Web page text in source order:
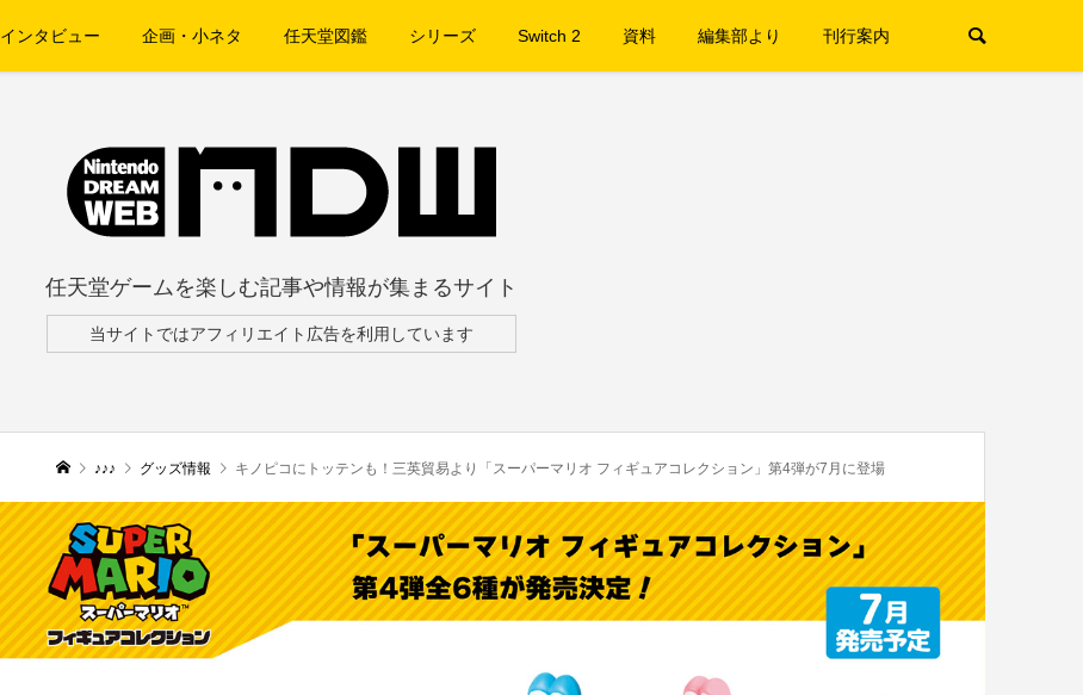
インタビュー 企画・小ネタ 任天堂図鑑 シリーズ Switch 2 資料 編集部より 刊行案内
任天堂ゲームを楽しむ記事や情報が集まるサイト
当サイトではアフィリエイト広告を利用しています
♪♪♪ グッズ情報 キノピコにトッテンも！三英貿易より「スーパーマリオ フィギュアコレクション」第4弾が7月に登場